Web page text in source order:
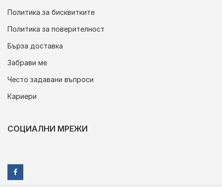
Политика за бисквитките
Политика за поверителност
Бърза доставка
Забрави ме
Често задавани въпроси
Кариери
СОЦИАЛНИ МРЕЖИ